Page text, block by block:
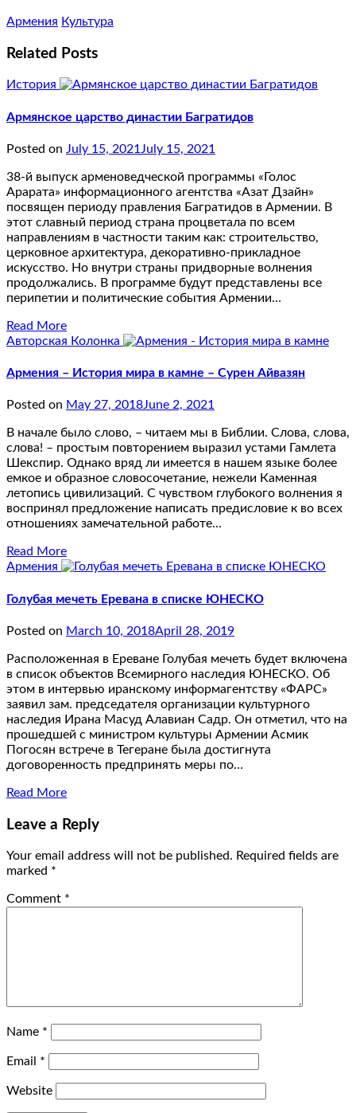
Армения Культура
Related Posts
История
Армянское царство династии Багратидов
Posted on July 15, 2021 July 15, 2021
38-й выпуск арменоведческой программы «Голос
Арарата» информационного агентства «Азат Дзайн»
посвящен периоду правления Багратидов в Армении. В
этот славный период страна процветала по всем
направлениям в частности таким как: строительство,
церковное архитектура, декоративно-прикладное
искусство. Но внутри страны придворные волнения
продолжались. В программе будут представлены все
перипетии и политические события Армении…
Read More
Авторская Колонка
Армения – История мира в камне – Сурен Айвазян
Posted on May 27, 2018June 2, 2021
В начале было слово, – читаем мы в Библии. Слова, слова,
слова! – простым повторением выразил устами Гамлета
Шекспир. Однако вряд ли имеется в нашем языке более
емкое и образное словосочетание, нежели Каменная
летопись цивилизаций. С чувством глубокого волнения я
воспринял предложение написать предисловие к во всех
отношениях замечательной работе…
Read More
Армения
Голубая мечеть Еревана в списке ЮНЕСКО
Posted on March 10, 2018April 28, 2019
Расположенная в Ереване Голубая мечеть будет включена
в список объектов Всемирного наследия ЮНЕСКО. Об
этом в интервью иранскому информагентству «ФАРС»
заявил зам. председателя организации культурного
наследия Ирана Масуд Алавиан Садр. Он отметил, что на
прошедшей с министром культуры Армении Асмик
Погосян встрече в Тегеране была достигнута
договоренность предпринять меры по…
Read More
Leave a Reply
Your email address will not be published. Required fields are
marked *
Comment *
Name *
Email *
Website